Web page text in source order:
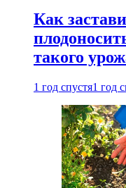
Как
такого
1 год спустя1 год